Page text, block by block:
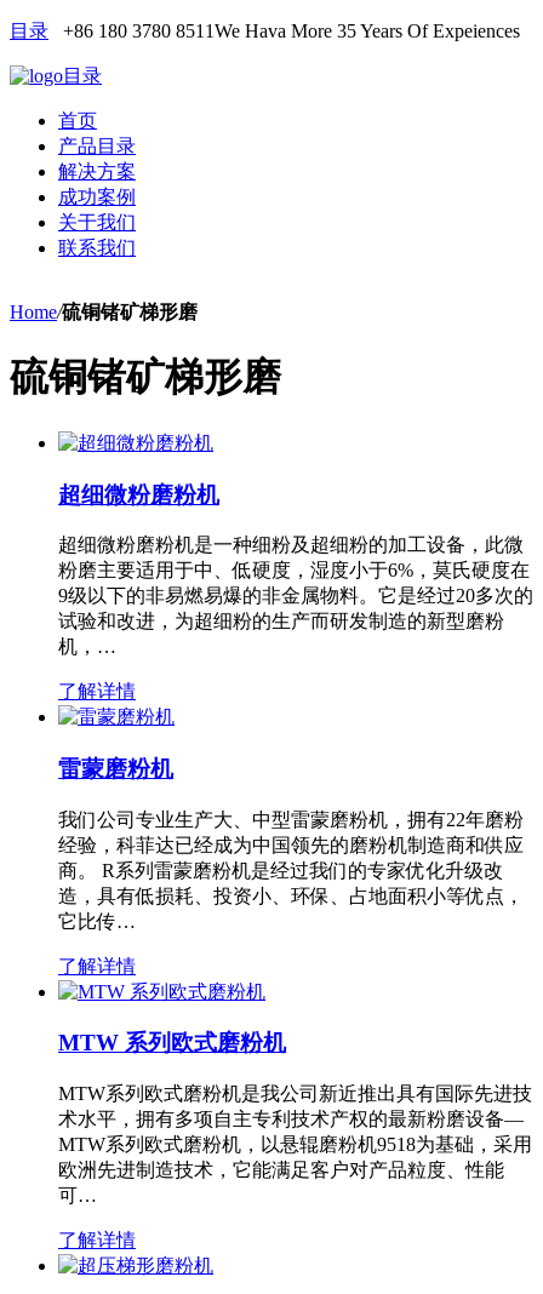
目录 +86 180 3780 8511We Hava More 35 Years Of Expeiences
目录
首页
产品目录
解决方案
成功案例
关于我们
联系我们
Home/硫铜锗矿梯形磨
硫铜锗矿梯形磨
超细微粉磨粉机
超细微粉磨粉机是一种细粉及超细粉的加工设备，此微
粉磨主要适用于中、低硬度，湿度小于6%，莫氏硬度在
9级以下的非易燃易爆的非金属物料。它是经过20多次的
试验和改进，为超细粉的生产而研发制造的新型磨粉
机，…
了解详情
雷蒙磨粉机
我们公司专业生产大、中型雷蒙磨粉机，拥有22年磨粉
经验，科菲达已经成为中国领先的磨粉机制造商和供应
商。 R系列雷蒙磨粉机是经过我们的专家优化升级改
造，具有低损耗、投资小、环保、占地面积小等优点，
它比传…
了解详情
MTW 系列欧式磨粉机
MTW系列欧式磨粉机是我公司新近推出具有国际先进技
术水平，拥有多项自主专利技术产权的最新粉磨设备—
MTW系列欧式磨粉机，以悬辊磨粉机9518为基础，采用
欧洲先进制造技术，它能满足客户对产品粒度、性能
可…
了解详情